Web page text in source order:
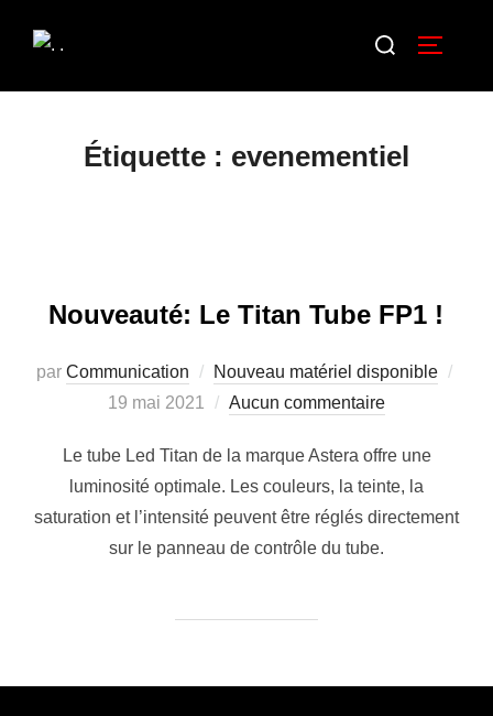
Étiquette : evenementiel
Nouveauté: Le Titan Tube FP1 !
par Communication
Nouveau matériel disponible
19 mai 2021
Aucun commentaire
Le tube Led Titan de la marque Astera offre une
luminosité optimale. Les couleurs, la teinte, la
saturation et l’intensité peuvent être réglés directement
sur le panneau de contrôle du tube.